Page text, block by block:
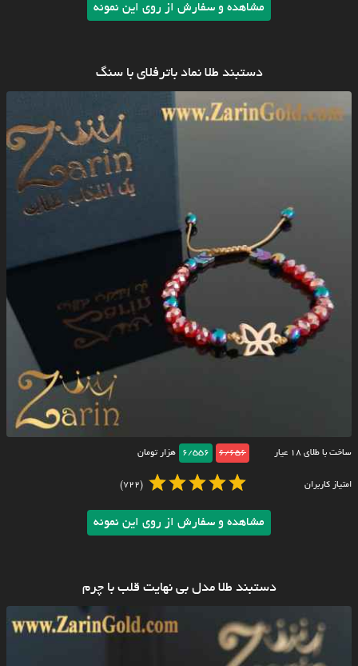
مشاهده و سفارش از روی این نمونه
دستبند طلا نماد باترفلای با سنگ
ساخت با طلای ۱۸ عیار 6/656
6/556 هزار تومان
امتیاز کاربران (722)
مشاهده و سفارش از روی این نمونه
دستبند طلا مدل بی نهایت قلب با چرم